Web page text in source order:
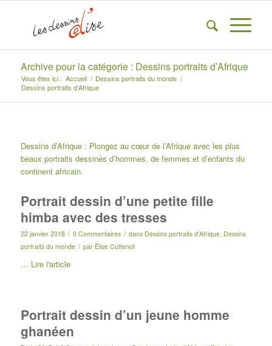
Archive pour la catégorie : Dessins portraits d’Afrique
Vous êtes ici : Accueil / Dessins portraits du monde /
Dessins portraits d'Afrique
Dessins d’Afrique : Plongez au cœur de l’Afrique avec les plus
beaux portraits dessinés d’hommes, de femmes et d’enfants du
continent africain.
Portrait dessin d’une petite fille
himba avec des tresses
22 janvier 2018 / 0 Commentaires / dans Dessins portraits d'Afrique, Dessins
portraits du monde / par Élise Cottenot
… Lire l'article
Portrait dessin d’un jeune homme
ghanéen